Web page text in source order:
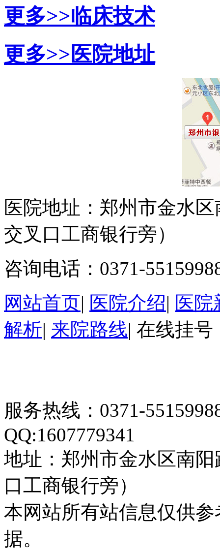
更多>>临床技术
更多>>医院地址
医院地址：郑州市金水
交叉口工商银行旁）
咨询电话：0371-
网站首页| 医院介绍| 医院
解析| 来院路线| 在线挂号
服务热线：0371-
QQ:1607779341
地址：郑州市金水区南
口工商银行旁）
本网站所有站信息仅供
据。